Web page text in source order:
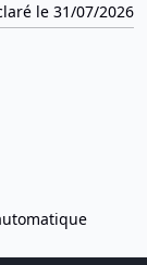
le 31/07/2026